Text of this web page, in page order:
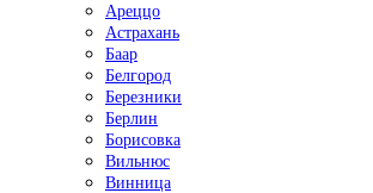
Ареццо
Астрахань
Баар
Белгород
Березники
Берлин
Борисовка
Вильнюс
Винница